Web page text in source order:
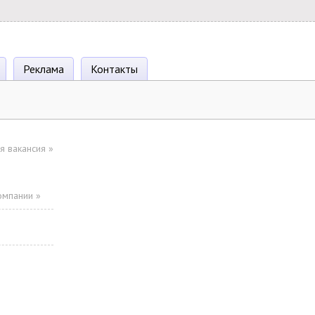
Реклама Контакты
вакансия »
»